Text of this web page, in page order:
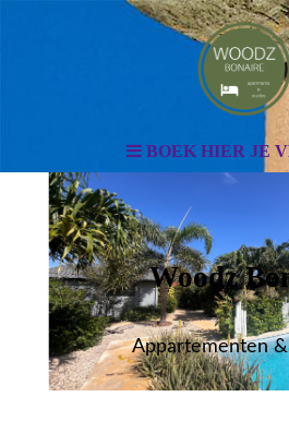
BOEK HIER JE
Woodz
Appartementen